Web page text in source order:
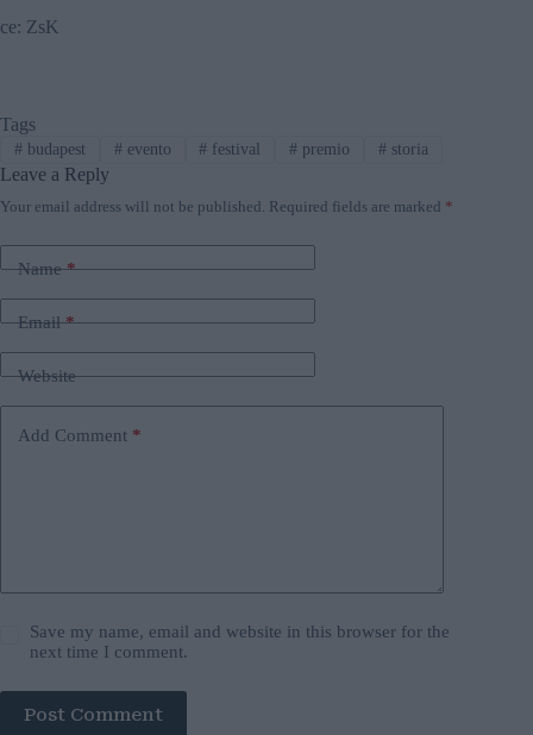
ce: ZsK
Tags
#budapest #evento # festival # premio # storia
Leave a Reply
Your email address will not be published. Required fields are marked *
Name*
Email*
Website
Add Comment *
Save my name, email and website in this browser for the
next time I comment.
Post Comment